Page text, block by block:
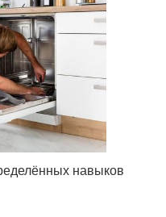
навыков